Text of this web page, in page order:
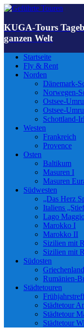
KUGA-Tours
ganzen Welt
Startseite
Fly & Rent
Norden
Dänemark-
Norwegen-
Ostsee-
Ostsee-
Schottland-
Westen
Frankreich
Provence
Osten
Baltikum
Masuren I
Masuren
Südwesten
„Das Herz
Italiens
Lago
Marokko I
Marokko II
Sizilien mit
Sizilien mit
Südosten
Rumänien-
Städtetouren
Städtetour
Städtetour
Städtetour